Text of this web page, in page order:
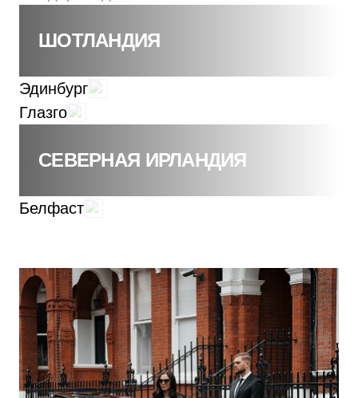
ШОТЛАНДИЯ
Эдинбург
Глазго
СЕВЕРНАЯ ИРЛАНДИЯ
Белфаст